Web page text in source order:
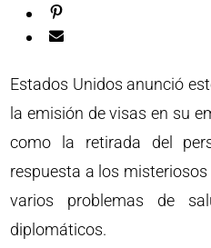
Estados Unidos anunció
la emisión de visas en su
como la retirada del
respuesta a los
varios problemas de
diplomáticos.